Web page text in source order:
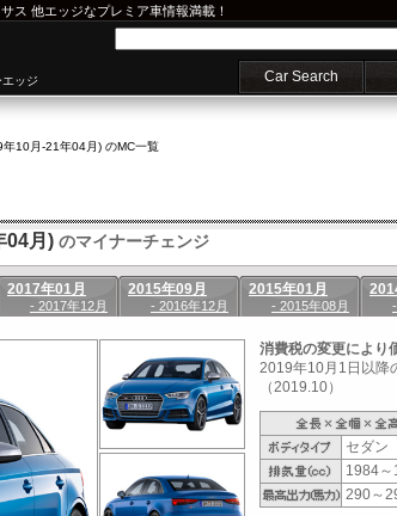
ス 他エッジなプレミア車情報満載！
ッジ Car Search
10月-21年04月) のMC一覧
04月) のマイナーチェンジ
2017年01月
- 2017年12月
2015年09月
- 2016年12月
2015年01月
- 2015年08月
消費税の変更により
2019年10月1日以降
（2019.10）
セダン
1984
290～